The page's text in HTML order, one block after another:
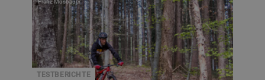
TESTBERICHTE
Franz Mösbauer